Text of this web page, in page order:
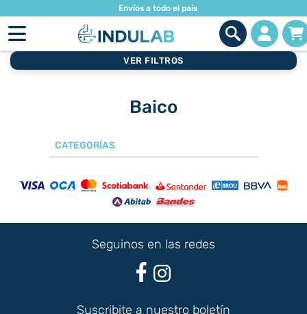
Envíos a todo el país
VER FILTROS
Baico
CATEGORÍAS
Seguinos en las redes
Suscribite a nuestro boletín